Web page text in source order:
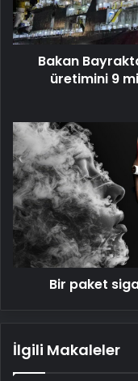
9
milyon
metreküpe
çıkarmayı
hedefliyoruz
Bakan
üretimini 9
Bir
paket
sigara
ömürden
7
saat
çalıyor
Bir paket
İlgili Makaleler